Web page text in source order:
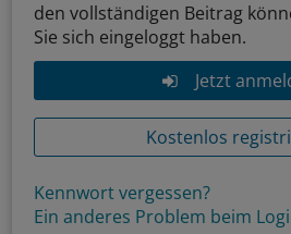
den vollständigen Beitrag
Sie sich eingeloggt haben.
Jetzt
Kostenlos
Kennwort vergessen?
Ein anderes Problem beim